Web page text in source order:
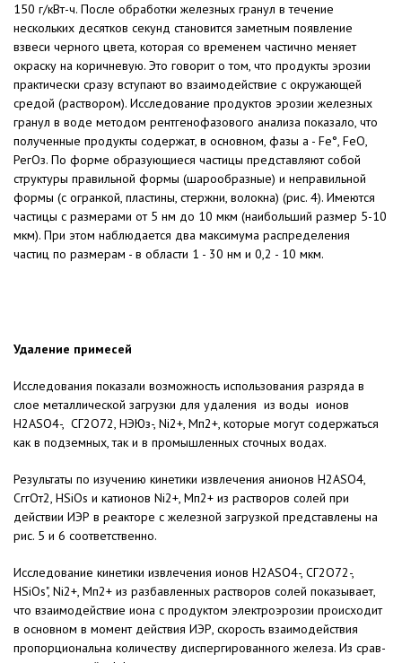
150 г/кВт-ч. После обработ­ки железных гранул в течение
нескольких десятков секунд становится заметным появление
взвеси черного цвета, которая со временем частично меняет
окраску на коричневую. Это говорит о том, что продукты эрозии
практически сразу вступают во взаи­модействие с окружающей
средой (раствором). Исследование продук­тов эрозии железных
гранул в воде методом рентгенофазового анализа показало, что
полученные продукты содержат, в основном, фазы а - Fe°, FeO,
РегОз. По форме образующиеся частицы представляют собой
струк­туры правильной формы (шарооб­разные) и неправильной
формы (с ог­ранкой, пластины, стержни, волокна) (рис. 4). Имеются
частицы с разме­рами от 5 нм до 10 мкм (наибольший размер 5-10
мкм). При этом наблю­дается два максимума распределе­ния
частиц по размерам - в области 1 - 30 нм и 0,2 - 10 мкм.
Удаление примесей
Исследования показали возмож­ность использования разряда в
слое металлической загрузки для удале­ния из воды ионов
H2ASO4-, СГ2О72, НЭЮз-, Ni2+, Мп2+, которые могут со­держаться
как в подземных, так и в промышленных сточных водах.
Результаты по изучению кинетики извлечения анионов H2ASO4,
СггОт2, HSiOs и катионов Ni2+, Мп2+ из раство­ров солей при
действии ИЭР в реак­торе с железной загрузкой представ­лены на
рис. 5 и 6 соответственно.
Исследование кинетики извлече­ния ионов H2ASO4-, СГ2О72-,
HSiOs", Ni2+, Мп2+ из разбавленных растворов со­лей показывает,
что взаимодействие иона с продуктом электроэрозии происходит
в основном в момент действия ИЭР, скорость взаимодей­ствия
пропорциональна количеству диспергированного железа. Из срав­